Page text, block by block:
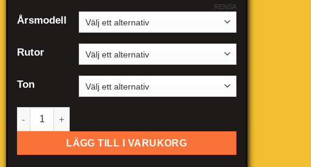
Årsmodell
Rutor
Ton
RENSA
Pontiac GTO mängd
LÄGG TILL I VARUKORG